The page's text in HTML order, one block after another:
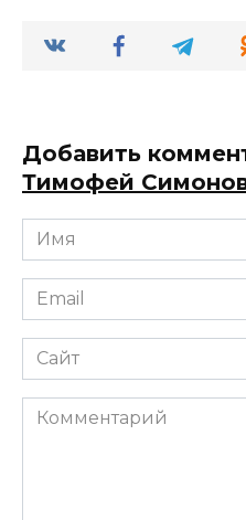
Добавить
Тимофей
Имя
*
Email
*
Сайт
Комментарий